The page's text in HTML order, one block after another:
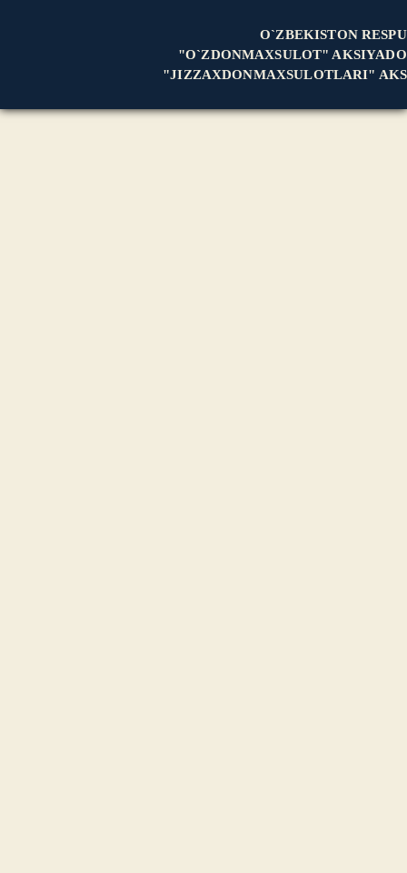
O`ZBEKISTON
"O`ZDONMAXSULOT"
"JIZZAXDONMAXSULOTLARI"